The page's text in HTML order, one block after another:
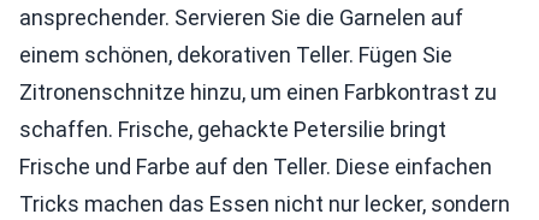
ansprechender. Servieren Sie die Garnelen auf
einem schönen, dekorativen Teller. Fügen Sie
Zitronenschnitze hinzu, um einen Farbkontrast zu
schaffen. Frische, gehackte Petersilie bringt
Frische und Farbe auf den Teller. Diese einfachen
Tricks machen das Essen nicht nur lecker, sondern